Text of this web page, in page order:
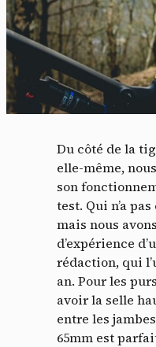
Du côté de la
elle-même,
son
test. Qui n’a
mais nous
d’expérience
rédaction, qui
an. Pour les
avoir la selle
entre les
65mm est